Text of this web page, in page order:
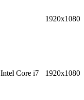
1920x1080
Intel Core i7 1920x1080